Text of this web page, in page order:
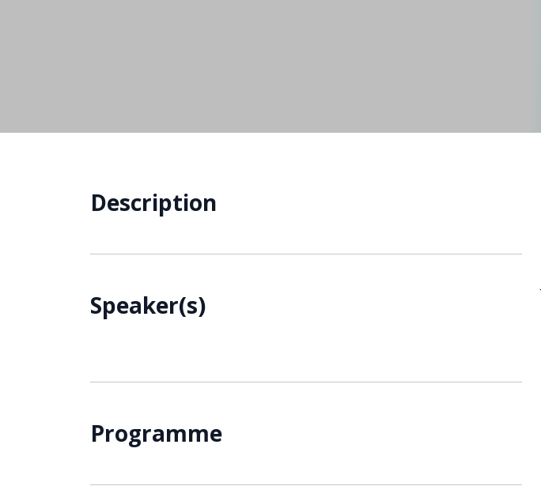
Description
Speaker(s)
Programme